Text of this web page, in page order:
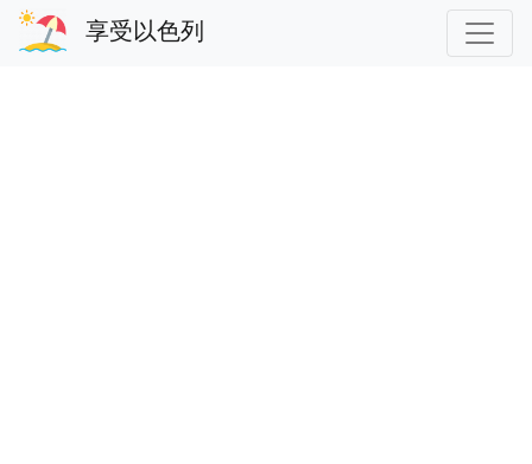
享受以色列